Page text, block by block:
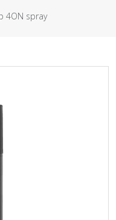
4ON spray